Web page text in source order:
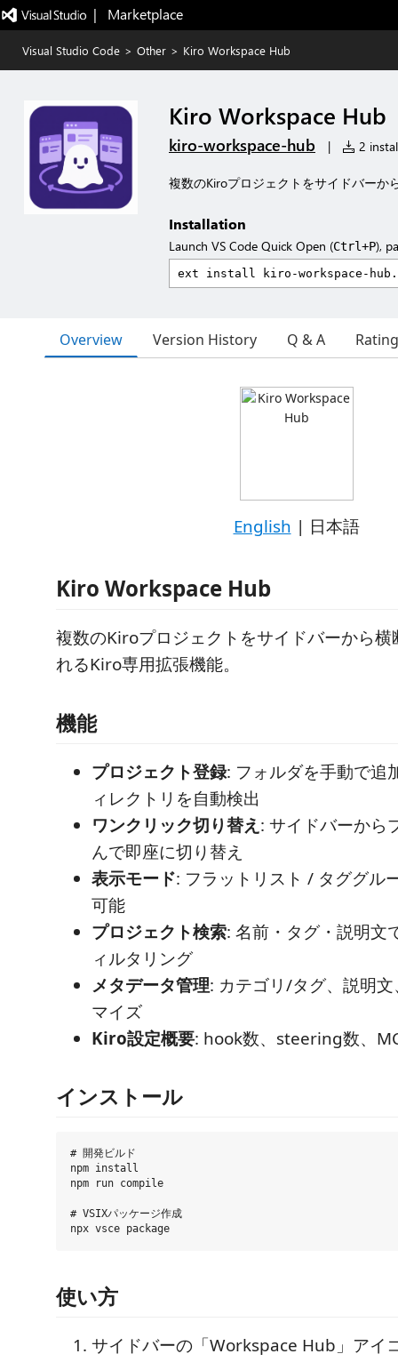
|   Marketplace
Visual Studio Code > Other > Kiro Workspace Hub
Kiro Workspace Hub
kiro-workspace-hub | 2
複数のKiroプロジェクトをサイドバーか
Installation
Launch VS Code Quick Open (Ctrl+P),
Overview Version History Q & A
English | 日本語
Kiro Workspace Hub
複数のKiroプロジェクトをサイドバーから
れるKiro専用拡張機能。
機能
プロジェクト登録: フォルダを手動で追
ィレクトリを自動検出
ワンクリック切り替え : サイドバーから
んで即座に切り替え
表示モード: フラットリスト / タググル
可能
プロジェクト検索: 名前・タグ・説明文
ィルタリング
メタデータ管理: カテゴリ/タグ、説明
マイズ
Kiro設定概要: hook数、steering数、
インストール
# 開発ビルド
npm install
npm run compile
# VSIXパッケージ作成
使い方
サイドバーの「Workspace Hub」アイ